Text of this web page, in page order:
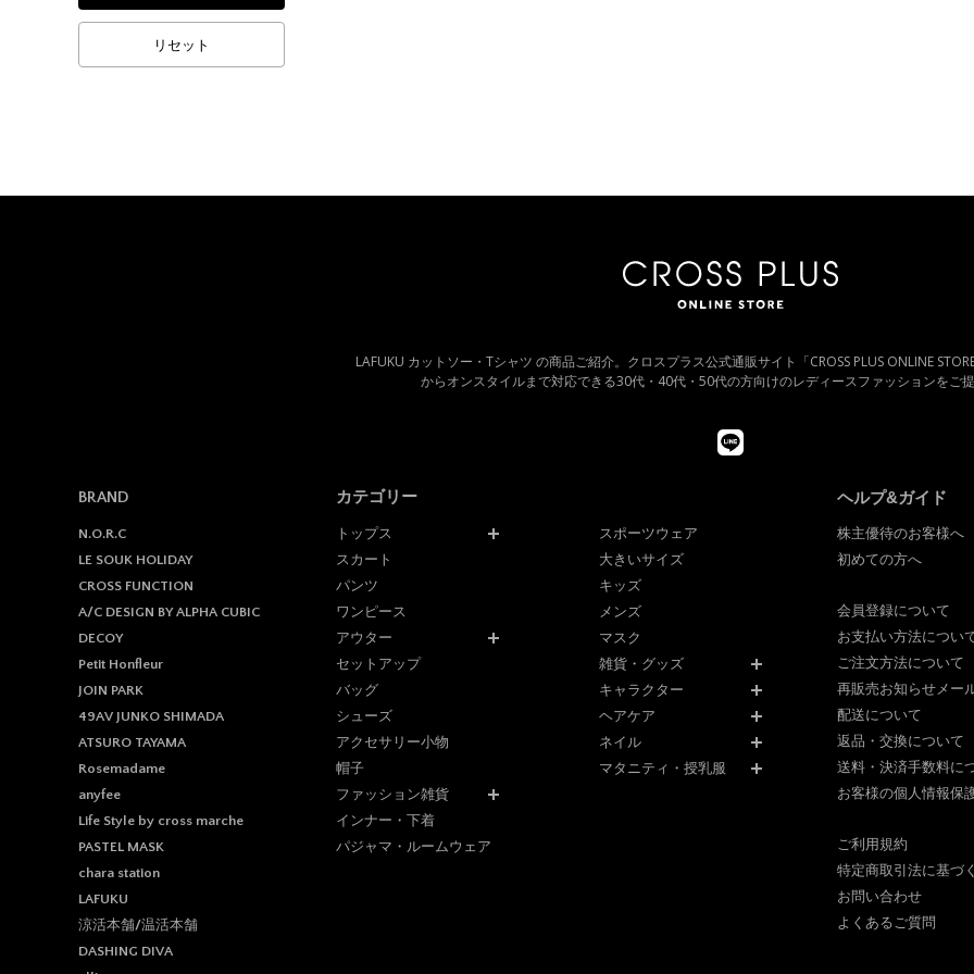
リセット
LAFUKU カットソー・Tシャツ の商品ご紹介。クロスプラス公式通販サイト「CROSS PLUS ONLINE
からオンスタイルまで対応できる30代・40代・50代の方向けのレディースファッションをご提
BRAND
N.O.R.C
LE SOUK HOLIDAY
CROSS FUNCTION
A/C DESIGN BY ALPHA CUBIC
DECOY
Petit Honfleur
JOIN PARK
49AV JUNKO SHIMADA
ATSURO TAYAMA
Rosemadame
anyfee
Life Style by cross marche
PASTEL MASK
chara station
LAFUKU
涼活本舗/温活本舗
DASHING DIVA
カテゴリー
トップス
スカート
パンツ
ワンピース
アウター
セットアップ
バッグ
シューズ
アクセサリー小物
帽子
ファッション雑貨
インナー・下着
パジャマ・ルームウェア
スポーツウェア
大きいサイズ
キッズ
メンズ
マスク
雑貨・グッズ
キャラクター
ヘアケア
ネイル
マタニティ・授乳服
ヘルプ&ガイド
株主優待のお客様へ
初めての方へ
会員登録について
お支払い方法につい
ご注文方法について
再販売お知らせメー
配送について
返品・交換について
送料・決済手数料に
お客様の個人情報保
ご利用規約
特定商取引法に基づ
お問い合わせ
よくあるご質問